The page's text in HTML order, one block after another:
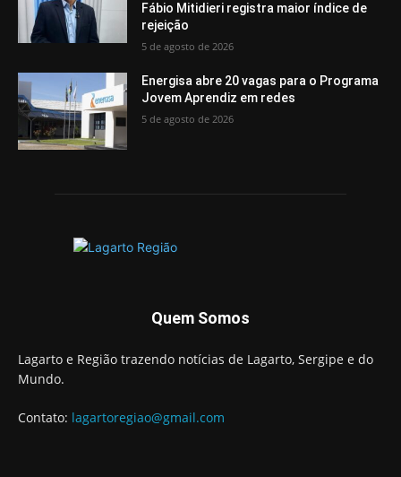
Fábio Mitidieri registra maior índice de
rejeição
5 de agosto de 2026
Energisa abre 20 vagas para o Programa
Jovem Aprendiz em redes
5 de agosto de 2026
Quem Somos
Lagarto e Região trazendo notícias de Lagarto, Sergipe e do
Mundo.
Contato: lagartoregiao@gmail.com